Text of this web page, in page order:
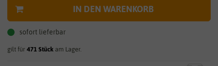
IN DEN WARENKORB
sofort lieferbar
gilt für 471 Stück am Lager.